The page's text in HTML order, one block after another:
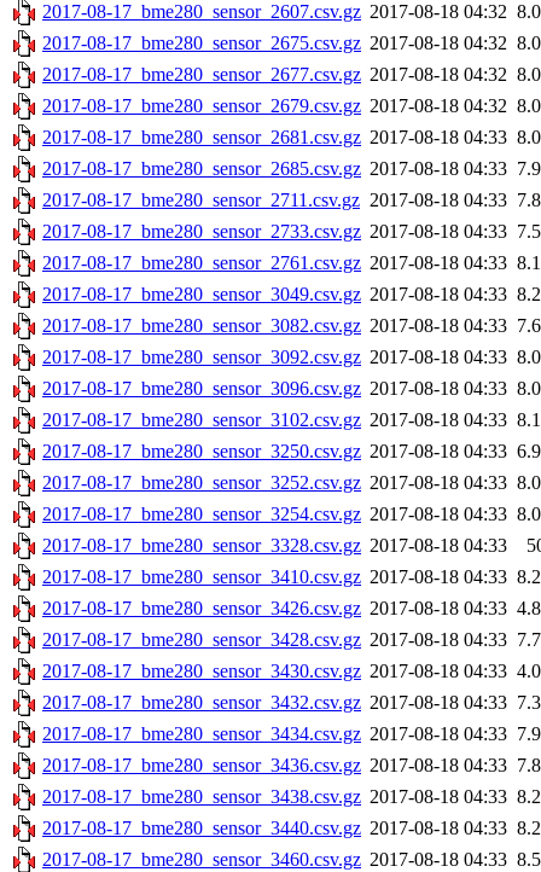
2017-08-17_bme280_sensor_2607.csv.gz 2017-08-18 04:32
2017-08-17_bme280_sensor_2675.csv.gz 2017-08-18 04:32
2017-08-17_bme280_sensor_2677.csv.gz 2017-08-18 04:32
2017-08-17_bme280_sensor_2679.csv.gz 2017-08-18 04:32
2017-08-17_bme280_sensor_2681.csv.gz 2017-08-18 04:33
2017-08-17_bme280_sensor_2685.csv.gz 2017-08-18 04:33
2017-08-17_bme280_sensor_2711.csv.gz 2017-08-18 04:33
2017-08-17_bme280_sensor_2733.csv.gz 2017-08-18 04:33
2017-08-17_bme280_sensor_2761.csv.gz 2017-08-18 04:33
2017-08-17_bme280_sensor_3049.csv.gz 2017-08-18 04:33
2017-08-17_bme280_sensor_3082.csv.gz 2017-08-18 04:33
2017-08-17_bme280_sensor_3092.csv.gz 2017-08-18 04:33
2017-08-17_bme280_sensor_3096.csv.gz 2017-08-18 04:33
2017-08-17_bme280_sensor_3102.csv.gz 2017-08-18 04:33
2017-08-17_bme280_sensor_3250.csv.gz 2017-08-18 04:33
2017-08-17_bme280_sensor_3252.csv.gz 2017-08-18 04:33
2017-08-17_bme280_sensor_3254.csv.gz 2017-08-18 04:33
2017-08-17_bme280_sensor_3328.csv.gz 2017-08-18 04:33
2017-08-17_bme280_sensor_3410.csv.gz 2017-08-18 04:33
2017-08-17_bme280_sensor_3426.csv.gz 2017-08-18 04:33
2017-08-17_bme280_sensor_3428.csv.gz 2017-08-18 04:33
2017-08-17_bme280_sensor_3430.csv.gz 2017-08-18 04:33
2017-08-17_bme280_sensor_3432.csv.gz 2017-08-18 04:33
2017-08-17_bme280_sensor_3434.csv.gz 2017-08-18 04:33
2017-08-17_bme280_sensor_3436.csv.gz 2017-08-18 04:33
2017-08-17_bme280_sensor_3438.csv.gz 2017-08-18 04:33
2017-08-17_bme280_sensor_3440.csv.gz 2017-08-18 04:33
2017-08-17_bme280_sensor_3460.csv.gz 2017-08-18 04:33